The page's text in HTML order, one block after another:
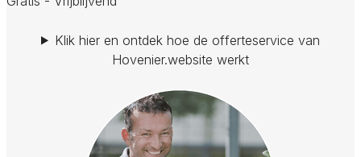
Klik hier en ontdek hoe de offerteservice van
Hovenier.website werkt